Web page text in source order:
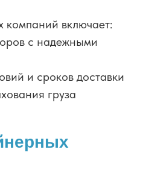
компаний включает:
с надежными
и сроков доставки
груза